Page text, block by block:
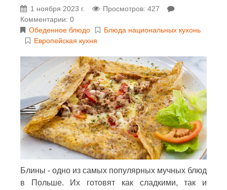
1 ноября 2023 г.
Просмотров: 427
Комментарии: 0
Обеденное блюдо
Блюда национальных кухонь
Европейская кухня
Блины - одно из самых популярных мучных блюд
в Польше. Их готовят как сладкими, так и